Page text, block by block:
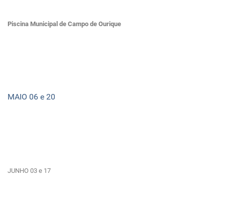
Piscina Municipal de Campo de Ourique
MAIO 06 e 20
JUNHO 03 e 17